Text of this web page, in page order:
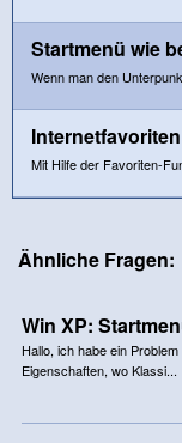
Startmenü wie
Wenn man den
Mit Hilfe der Favoriten-
Ähnliche Fragen:
Win XP:
Hallo, ich habe ein
Eigenschaften, wo Klassi...